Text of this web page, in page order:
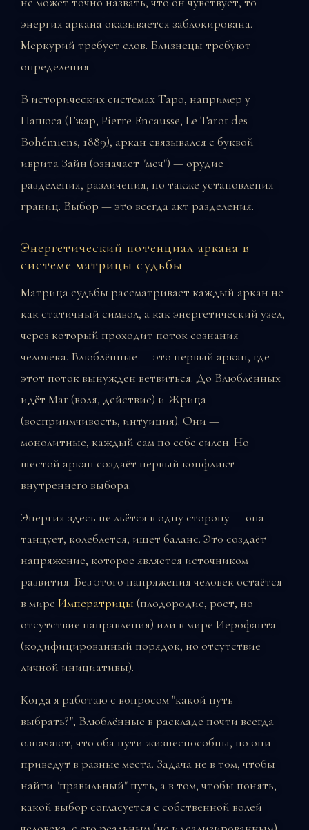
энергия аркана оказывается заблокирована.
Меркурий требует слов. Близнецы требуют
определения.
В исторических системах Таро, например у
Папюса (Гжар, Pierre Encausse, Le Tarot des
Bohémiens, 1889), аркан связывался с буквой
иврита Зайн (означает "меч") — орудие
разделения, различения, но также установления
границ. Выбор — это всегда акт разделения.
Энергетический потенциал аркана в
системе матрицы судьбы
Матрица судьбы рассматривает каждый аркан не
как статичный символ, а как энергетический узел,
через который проходит поток сознания
человека. Влюблённые — это первый аркан, где
этот поток вынужден ветвиться. До Влюблённых
идёт Маг (воля, действие) и Жрица
(восприимчивость, интуиция). Они —
монолитные, каждый сам по себе силен. Но
шестой аркан создаёт первый конфликт
внутреннего выбора.
Энергия здесь не льётся в одну сторону — она
танцует, колеблется, ищет баланс. Это создаёт
напряжение, которое является источником
развития. Без этого напряжения человек остаётся
в мире Императрицы (плодородие, рост, но
отсутствие направления) или в мире Иерофанта
(кодифицированный порядок, но отсутствие
личной инициативы).
Когда я работаю с вопросом "какой путь
выбрать?", Влюблённые в раскладе почти всегда
означают, что оба пути жизнеспособны, но они
приведут в разные места. Задача не в том, чтобы
найти "правильный" путь, а в том, чтобы понять,
какой выбор согласуется с собственной волей